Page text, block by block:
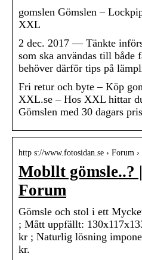
gomslen Gömslen –
XXL
2 dec. 2017 — Tänkte
som ska användas till både
behöver därför tips på
Fri retur och byte – Köp
XXL.se – Hos XXL hittar
Gömslen med 30 dagars
http s://www.fotosidan.se › Forum ›
Mobllt gömsle..?
Forum
Gömsle och stol i ett
; Mått uppfällt:
kr ; Naturlig lösning
kr.